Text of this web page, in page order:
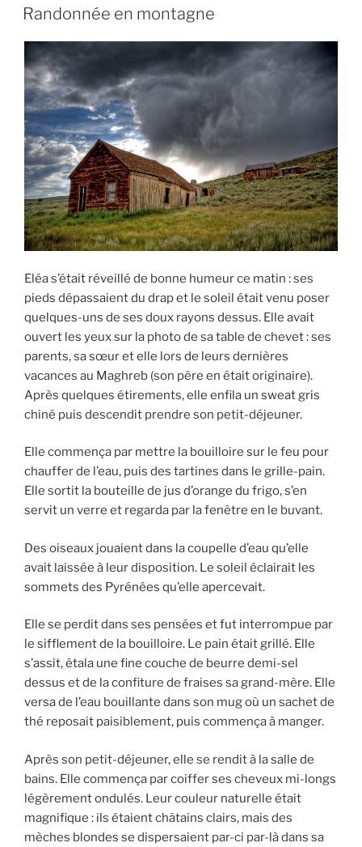
U
B
É
L
Randonnée en montagne
Eléa s’était réveillé de bonne humeur ce matin : ses
pieds dépassaient du drap et le soleil était venu poser
quelques-uns de ses doux rayons dessus. Elle avait
ouvert les yeux sur la photo de sa table de chevet : ses
parents, sa sœur et elle lors de leurs dernières
vacances au Maghreb (son père en était originaire).
Après quelques étirements, elle enfila un sweat gris
chiné puis descendit prendre son petit-déjeuner.
Elle commença par mettre la bouilloire sur le feu pour
chauffer de l’eau, puis des tartines dans le grille-pain.
Elle sortit la bouteille de jus d’orange du frigo, s’en
servit un verre et regarda par la fenêtre en le buvant.
Des oiseaux jouaient dans la coupelle d’eau qu’elle
avait laissée à leur disposition. Le soleil éclairait les
sommets des Pyrénées qu’elle apercevait.
Elle se perdit dans ses pensées et fut interrompue par
le sifflement de la bouilloire. Le pain était grillé. Elle
s’assit, étala une fine couche de beurre demi-sel
dessus et de la confiture de fraises sa grand-mère. Elle
versa de l’eau bouillante dans son mug où un sachet de
thé reposait paisiblement, puis commença à manger.
Après son petit-déjeuner, elle se rendit à la salle de
bains. Elle commença par coiffer ses cheveux mi-longs
légèrement ondulés. Leur couleur naturelle était
magnifique : ils étaient châtains clairs, mais des
mèches blondes se dispersaient par-ci par-là dans sa